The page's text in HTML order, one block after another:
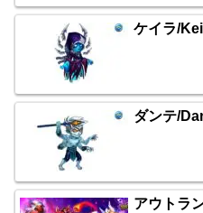
ケイラ/
ダンテ/
アウトラ